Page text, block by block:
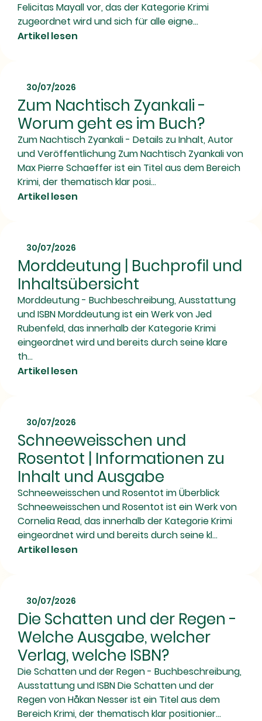
Felicitas Mayall vor, das der Kategorie Krimi
zugeordnet wird und sich für alle eigne...
Artikel lesen
30/07/2026
Zum Nachtisch Zyankali -
Worum geht es im Buch?
Zum Nachtisch Zyankali - Details zu Inhalt, Autor
und Veröffentlichung Zum Nachtisch Zyankali von
Max Pierre Schaeffer ist ein Titel aus dem Bereich
Krimi, der thematisch klar posi...
Artikel lesen
30/07/2026
Morddeutung | Buchprofil und
Inhaltsübersicht
Morddeutung - Buchbeschreibung, Ausstattung
und ISBN Morddeutung ist ein Werk von Jed
Rubenfeld, das innerhalb der Kategorie Krimi
eingeordnet wird und bereits durch seine klare
th...
Artikel lesen
30/07/2026
Schneeweisschen und
Rosentot | Informationen zu
Inhalt und Ausgabe
Schneeweisschen und Rosentot im Überblick
Schneeweisschen und Rosentot ist ein Werk von
Cornelia Read, das innerhalb der Kategorie Krimi
eingeordnet wird und bereits durch seine kl...
Artikel lesen
30/07/2026
Die Schatten und der Regen -
Welche Ausgabe, welcher
Verlag, welche ISBN?
Die Schatten und der Regen - Buchbeschreibung,
Ausstattung und ISBN Die Schatten und der
Regen von Håkan Nesser ist ein Titel aus dem
Bereich Krimi, der thematisch klar positionier...